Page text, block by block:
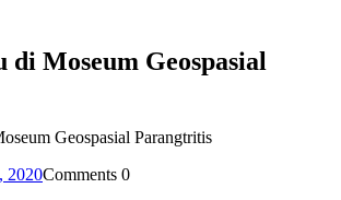
di Moseum Geospasial
2020Comments 0